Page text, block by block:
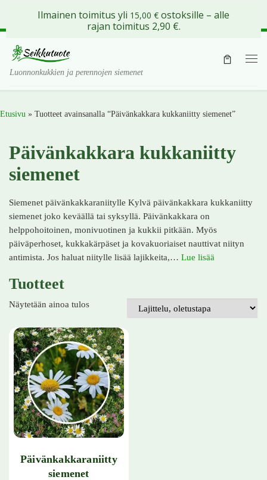
Skip to content
Luonnonkukkien ja perennojen siemenet
Etusivu » Tuotteet avainsanalla “Päivänkakkara kukkaniitty siemenet”
Päivänkakkara kukkaniitty
siemenet
Siemenet päivänkakkaraniitylle Kylvä päivänkakkara kukkaniitty
siemenet joko keväällä tai syksyllä. Päivänkakkara on
helppohoitoinen, monivuotinen ja kukkii pitkään. Myös
päiväperhoset, kukkakärpäset ja kovakuoriaiset nauttivat niityn
antimista. Jos haluat niitylle lisää lajikkeita,… Lue lisää
Tuotteet
Näytetään ainoa tulos
Päivänkakkaraniitty
siemenet
Ilmainen toimitus yli 15,00 € ostoksille – alle
rajan toimitus 2,90 €.